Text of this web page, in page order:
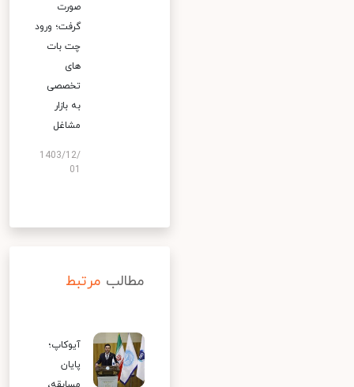
صورت
گرفت؛ ورود
چت بات
های
تخصصی
به بازار
مشاغل
1403/12/
مطالب مرتبط
آیوکاپ؛
پایان